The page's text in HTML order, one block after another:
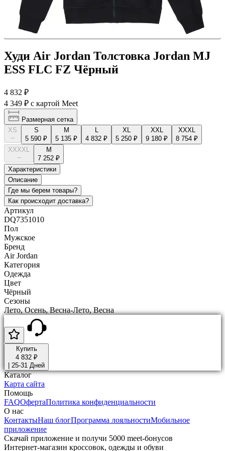
Худи Air Jordan Толстовка Jordan MJ
ESS FLC FZ Чёрный
4 832 ₽
4 349 ₽ с картой Meet
Размерная сетка
XS
--
S
5 590 ₽
M
5 135 ₽
4 832 ₽
XL
5 250 ₽
XXL
9 180 ₽
XXXL
8 754 ₽
XXXXL
--
М
7 252 ₽
Характеристики
Описание
Где мы берем товары?
Как происходит доставка?
Артикул
DQ7351010
Пол
Мужское
Бренд
Air Jordan
Категория
Одежда
Цвет
Чёрный
Сезоны
Лето, Осень, Весна-Лето, Весна
Купить
4 832 ₽
25-31 Дней
Каталог
Карта сайта
Помощь
FAQОфертаПолитика конфиденциальности
О нас
КонтактыНаш блогПрограмма лояльностиМобильное
приложение
Скачай приложение и получи 5000 meet-бонусов
Интернет-магазин кроссовок, одежды и обуви